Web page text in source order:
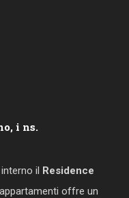
i ns.
il Residence
offre un